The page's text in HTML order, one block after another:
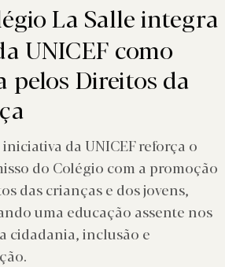
La Salle integra
UNICEF como
pelos Direitos da
da UNICEF reforça o
do Colégio com a promoção
das crianças e dos jovens,
uma educação assente nos
cidadania, inclusão e